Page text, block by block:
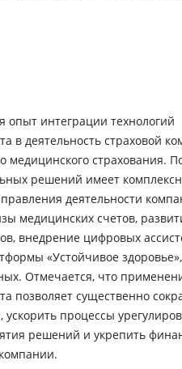
опыт интеграции технологий
в деятельность страховой
медицинского страхования.
решений имеет
деятельности
медицинских счетов,
внедрение цифровых
«Устойчивое
Отмечается, что
позволяет существенно
процессы
решений и укрепить